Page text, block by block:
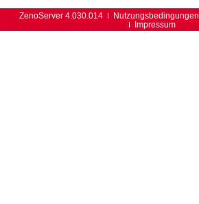
ZenoServer 4.030.014 Nutzungsbedingungen
Impressum